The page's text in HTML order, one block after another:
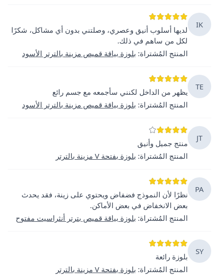
IK
لديها أسلوب أنيق وعصري، وصلتني بدون أي مشاكل، شكرًا
لكل من ساهم في ذلك.
المنتج المُشتراة: بلوزة بياقة قميص مزينة بالترتر الأسود
TE
يظهر من الداخل لكنني سأجمعه مع جسم رائع
المنتج المُشتراة: بلوزة بياقة قميص مزينة بالترتر الأسود
JT
منتج جميل وأنيق
المنتج المُشتراة: بلوزة بفتحة V مزينة بالترتر
PA
نظرًا لأن النموذج فضفاض ويحتوي على زينة، فقد يحدث
بعض الانخفاض في بعض الأماكن.
المنتج المُشتراة: بلوزة بياقة قميص بترتر أنثراسيت مفتوح
SY
بلوزة رائعة
المنتج المُشتراة: بلوزة بفتحة V مزينة بالترتر